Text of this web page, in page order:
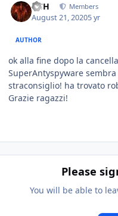
HSH Members
August 21, 20205 yr
AUTHOR
ok alla fine dopo la
SuperAntyspyware
straconsiglio! ha trovato
Grazie ragazzi!
Please
You will be able to